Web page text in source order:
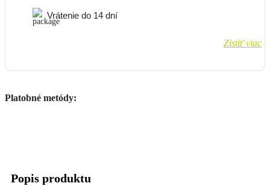
Vrátenie do 14 dní
Zistiť viac
Platobné metódy:
Popis produktu